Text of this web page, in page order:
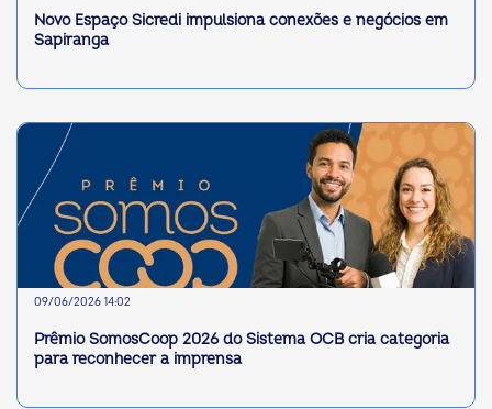
Novo Espaço Sicredi impulsiona conexões e negócios em
Sapiranga
09/06/2026 14:02
Prêmio SomosCoop 2026 do Sistema OCB cria categoria
para reconhecer a imprensa